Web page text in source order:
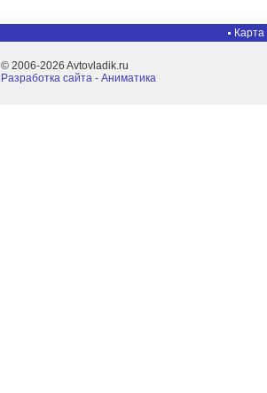
Карта
© 2006-2026 Avtovladik.ru
Разработка сайта - Aниматика